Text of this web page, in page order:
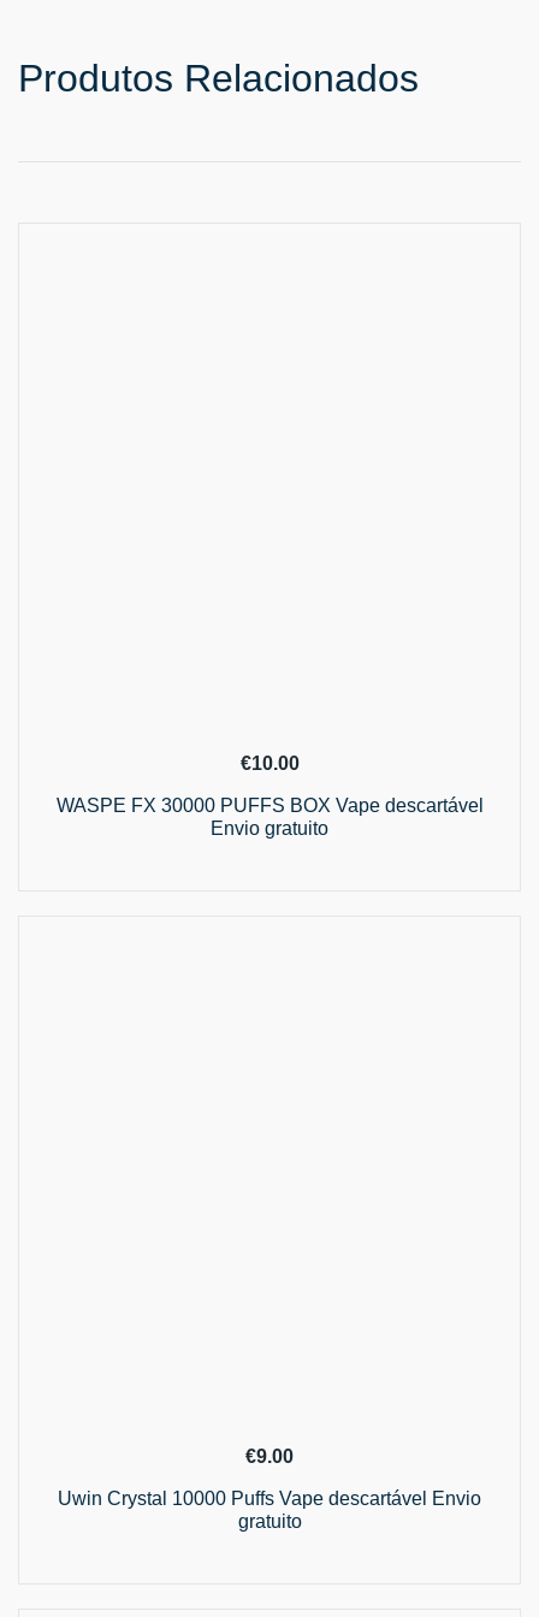
Produtos Relacionados
€10.00
WASPE FX 30000 PUFFS BOX Vape descartável
Envio gratuito
€9.00
Uwin Crystal 10000 Puffs Vape descartável Envio
gratuito